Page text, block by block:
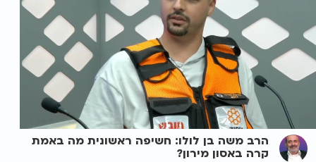
הרב משה בן לולו: חשיפה ראשונית מה באמת
קרה באסון מירון?